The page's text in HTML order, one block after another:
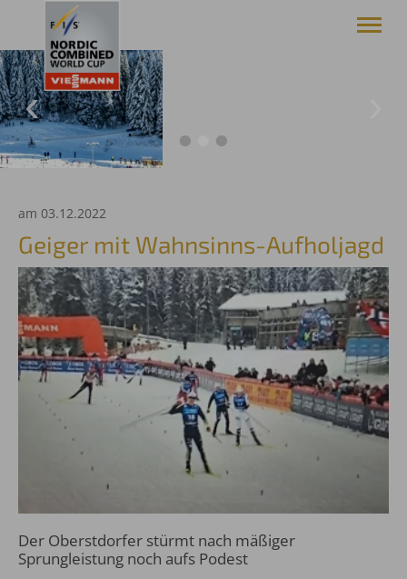
Viessmann FIS Weltcup Nordische Kombination
Oberstdorf/Allgäu
News
Weltcup
Oberstdorf
am 03.12.2022
Geiger mit Wahnsinns-Aufholjagd
Der Oberstdorfer stürmt nach mäßiger
Sprungleistung noch aufs Podest